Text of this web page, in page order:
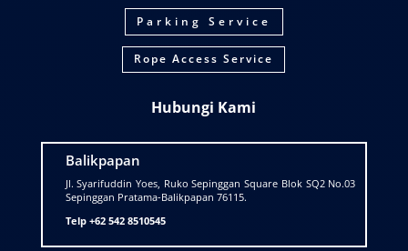
Parking Service
Rope Access Service
Hubungi Kami
Balikpapan
Jl. Syarifuddin Yoes, Ruko Sepinggan Square Blok SQ2 No.03
Sepinggan Pratama-Balikpapan 76115.
Telp +62 542 8510545